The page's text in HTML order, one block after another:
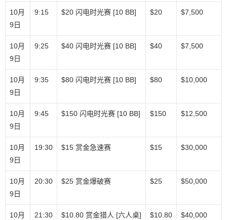
10月
9日
9:15 $20 闪电时光赛 [10 BB] $20 $7,500
10月
9日
9:25 $40 闪电时光赛 [10 BB] $40 $7,500
10月
9日
9:35 $80 闪电时光赛 [10 BB] $80 $10,000
10月
9日
9:45 $150 闪电时光赛 [10 BB] $150 $12,500
10月
9日
19:30 $15 赏金急速赛 $15 $30,000
10月
9日
20:30 $25 赏金爆破赛 $25 $50,000
10月 21:30 $10.80 赏金猎人 [六人桌] $10.80 $40,000